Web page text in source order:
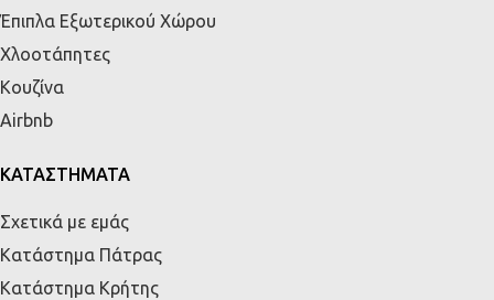
Έπιπλα Εξωτερικού Χώρου
Χλοοτάπητες
Κουζίνα
Airbnb
ΚΑΤΑΣΤΗΜΑΤΑ
Σχετικά με εμάς
Κατάστημα Πάτρας
Κατάστημα Κρήτης